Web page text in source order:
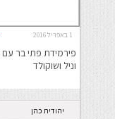
1 באפריל 2016
פירמידת פתי בר
וניל ושוקולד
יהודית כהן